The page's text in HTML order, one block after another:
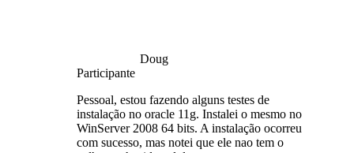
Doug
Participante
Pessoal, estou fazendo alguns testes de
instalação no oracle 11g. Instalei o mesmo no
WinServer 2008 64 bits. A instalação ocorreu
com sucesso, mas notei que ele nao tem o